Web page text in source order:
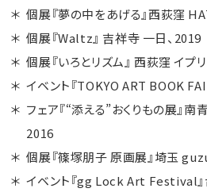
個展『夢の中をあげる』西荻窪
個展『Waltz』 吉祥寺 一日、2019
個展『いろとリズム』 西荻窪 イプ
イベント『TOKYO ART BOOK
フェア『“添える”おくりもの展』南
2016
個展『篠塚朋子 原画展』埼玉
イベント『gg Lock Art Festival